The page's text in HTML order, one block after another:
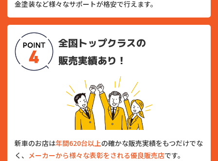
金塗装など様々なサポートが格安で行えます。
全国トップクラスの
販売実績あり！
新車のお店は年間620台以上の確かな販売実績をもつだけでな
く、 メーカーから様々な表彰をされる優良販売店です。